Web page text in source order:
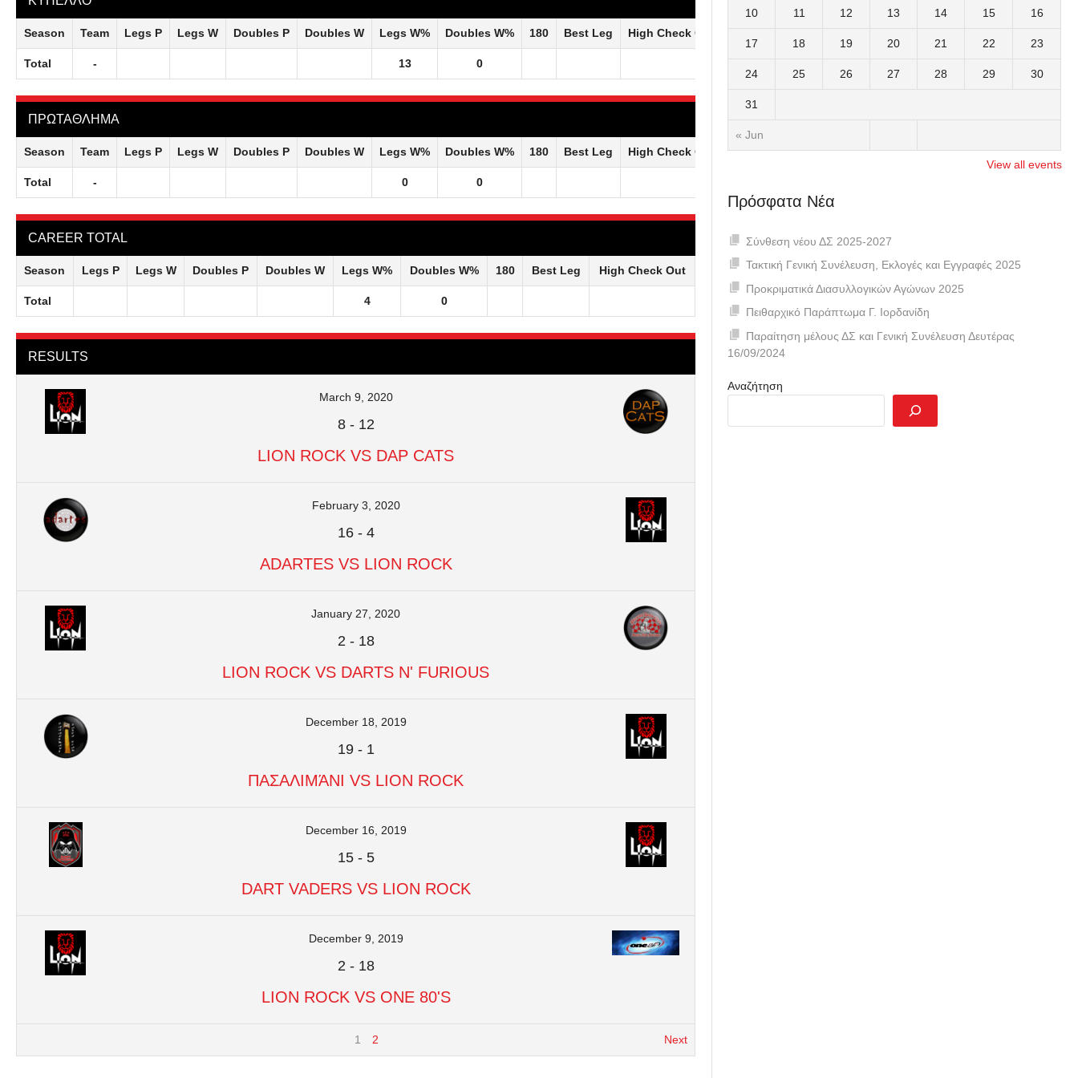
Season Team Legs P Legs W Doubles P Doubles W Legs W% Doubles W% 180 Best Leg High Check Out
Total - 13 0
ΠΡΩΤΑΘΛΗΜΑ
Season Team Legs P Legs W Doubles P Doubles W Legs W% Doubles W% 180 Best Leg High Check Out
Total - 0 0
CAREER TOTAL
Season Legs P Legs W Doubles P Doubles W Legs W% Doubles W% 180 Best Leg High Check Out
Total 4 0
RESULTS
March 9, 2020
8- 12
LION ROCK VS DAP CATS
February 3, 2020
16- 4
ADARTES VS LION ROCK
January 27, 2020
2- 18
LION ROCK VS DARTS N' FURIOUS
December 18, 2019
19- 1
ΠΑΣΑΛΙΜΆΝΙ VS LION ROCK
December 16, 2019
15- 5
DART VADERS VS LION ROCK
December 9, 2019
2- 18
LION ROCK VS ONE 80'S
1 2 Next
« Jun
10 11 12 13 14 15 16
17 18 19 20 21 22 23
24 25 26 27 28 29 30
31
View all events
Πρόσφατα Νέα
Σύνθεση νέου ΔΣ 2025-2027
Τακτική Γενική Συνέλευση, Εκλογές και Εγγραφές 2025
Προκριματικά Διασυλλογικών Αγώνων 2025
Πειθαρχικό Παράπτωμα Γ. Ιορδανίδη
Παραίτηση μέλους ΔΣ και Γενική Συνέλευση Δευτέρας
16/09/2024
Αναζήτηση